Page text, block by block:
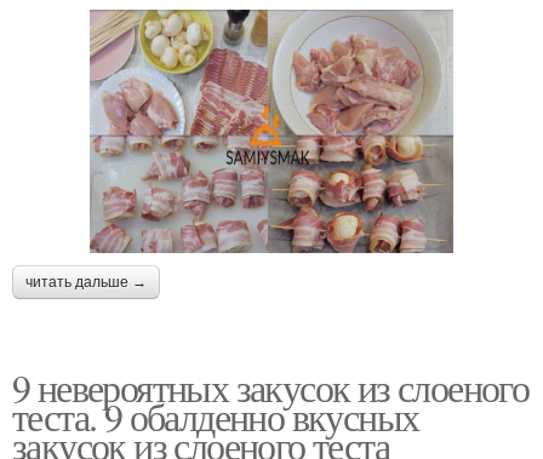
читать дальше →
9 невероятных закусок из слоеного
теста. 9 обалденно вкусных
закусок из слоеного теста